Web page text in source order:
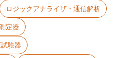
ロジックアナライザ・通信解析
定器
験器